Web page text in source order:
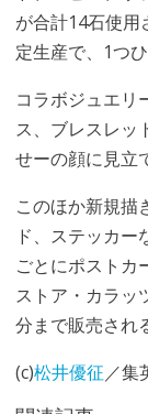
が合計14石使用
定生産で、1つ
コラボジュエリ
ス、ブレスレッ
せーの顔に見立
このほか新規描
ド、ステッカ
ごとにポストカ
ストア・カラッ
分まで販売され
(c)松井優征／集